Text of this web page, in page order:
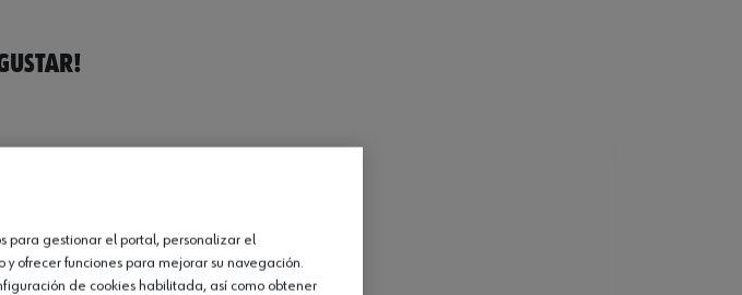
para gestionar el portal, personalizar el
ofrecer funciones para mejorar su navegación.
de cookies habilitada, así como obtener